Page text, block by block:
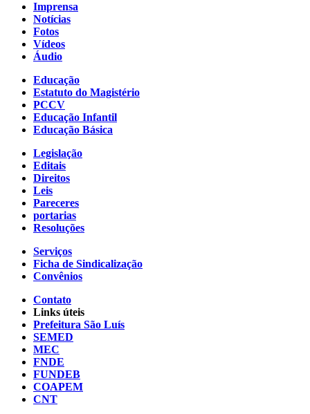
Imprensa
Notícias
Fotos
Vídeos
Áudio
Educação
Estatuto do Magistério
PCCV
Educação Infantil
Educação Básica
Legislação
Editais
Direitos
Leis
Pareceres
portarias
Resoluções
Serviços
Ficha de Sindicalização
Convênios
Contato
Links úteis
Prefeitura São Luís
SEMED
MEC
FNDE
FUNDEB
COAPEM
CNT